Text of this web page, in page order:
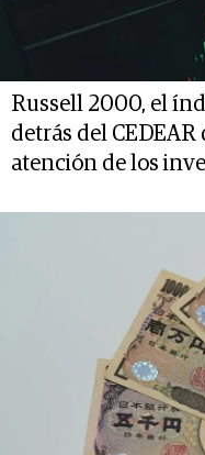
Russell 2000, el
detrás del
atención de los